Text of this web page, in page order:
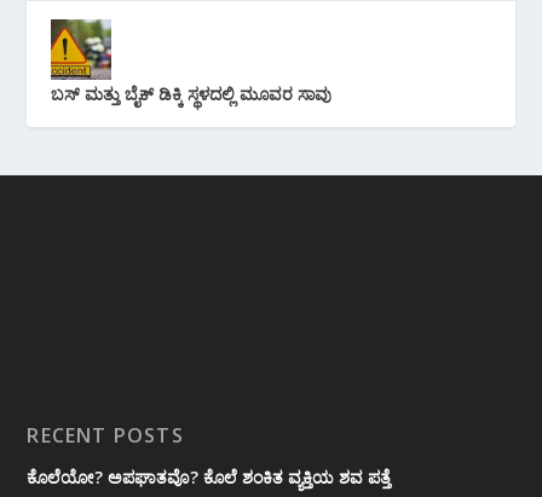
ಬಸ್ ಮತ್ತು ಬೈಕ್ ಡಿಕ್ಕಿ ಸ್ಥಳದಲ್ಲಿ ಮೂವರ ಸಾವು
RECENT POSTS
ಕೊಲೆಯೋ? ಅಪಘಾತವೊ? ಕೊಲೆ ಶಂಕಿತ ವ್ಯಕ್ತಿಯ ಶವ ಪತ್ತೆ